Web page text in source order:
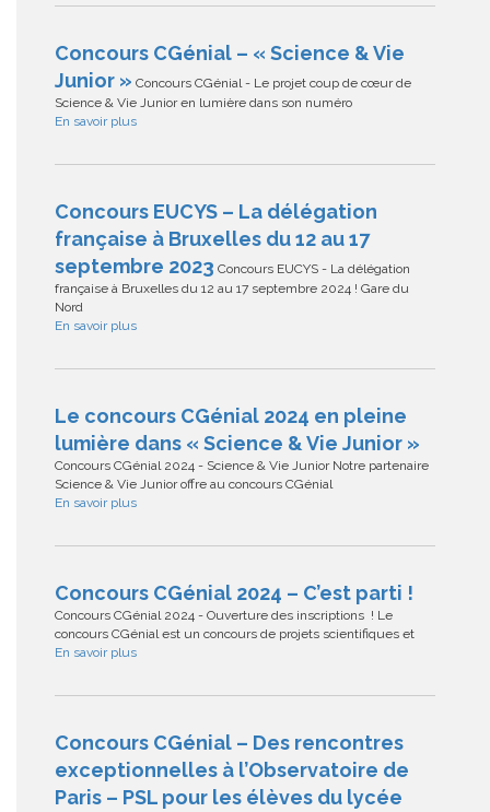
Concours CGénial – « Science & Vie
Junior » Concours CGénial - Le projet coup de cœur de
Science & Vie Junior en lumière dans son numéro
En savoir plus
Concours EUCYS – La délégation
française à Bruxelles du 12 au 17
septembre 2023 Concours EUCYS - La délégation
française à Bruxelles du 12 au 17 septembre 2024 ! Gare du
Nord
En savoir plus
Le concours CGénial 2024 en pleine
lumière dans « Science & Vie Junior »
Concours CGénial 2024 - Science & Vie Junior Notre partenaire
Science & Vie Junior offre au concours CGénial
En savoir plus
Concours CGénial 2024 – C’est parti !
Concours CGénial 2024 - Ouverture des inscriptions ! Le
concours CGénial est un concours de projets scientifiques et
En savoir plus
Concours CGénial – Des rencontres
exceptionnelles à l’Observatoire de
Paris – PSL pour les élèves du lycée